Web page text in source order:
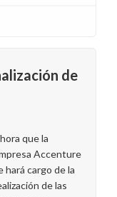
de
que la
Accenture
hará cargo de la
de las